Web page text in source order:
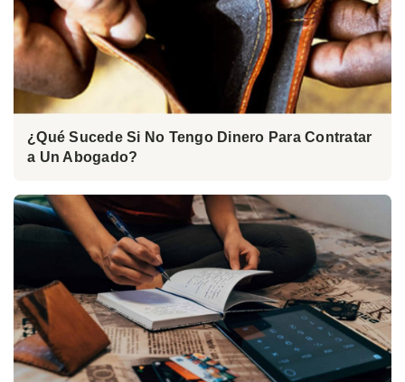
¿Qué Sucede Si No Tengo Dinero Para Contratar
a Un Abogado?